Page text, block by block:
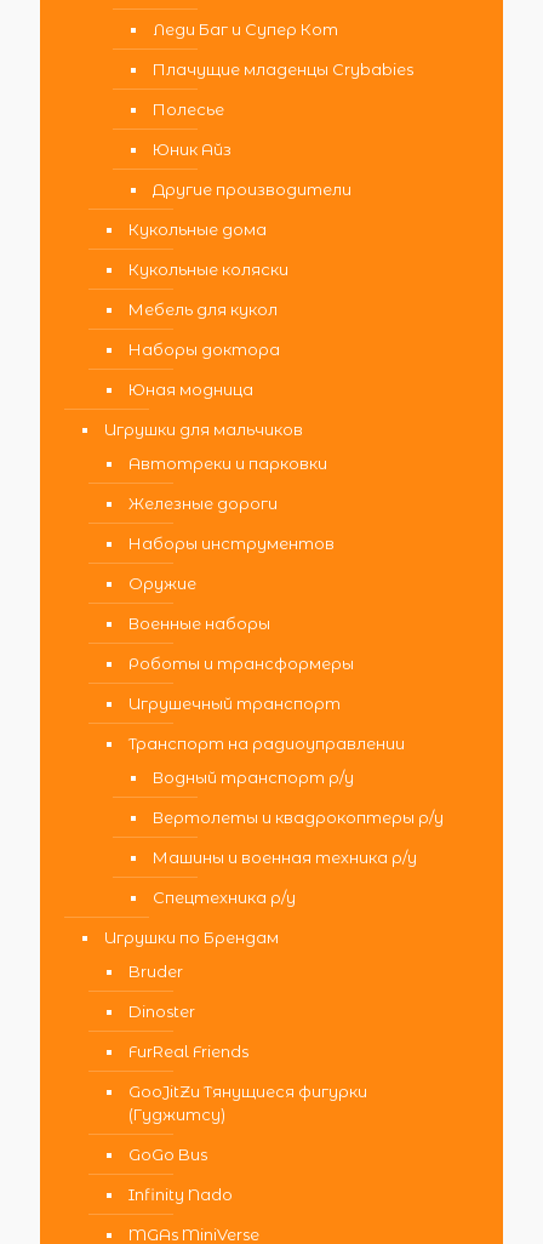
Леди Баг и Супер Кот
Плачущие младенцы Crybabies
Полесье
Юник Айз
Другие производители
Кукольные дома
Кукольные коляски
Мебель для кукол
Наборы доктора
Юная модница
Игрушки для мальчиков
Автотреки и парковки
Железные дороги
Наборы инструментов
Оружие
Военные наборы
Роботы и трансформеры
Игрушечный транспорт
Транспорт на радиоуправлении
Водный транспорт р/у
Вертолеты и квадрокоптеры р/у
Машины и военная техника р/у
Спецтехника р/у
Игрушки по Брендам
Bruder
Dinoster
FurReal Friends
GooJitZu Тянущиеся фигурки
(Гуджитсу)
GoGo Bus
Infinity Nado
MGAs MiniVerse